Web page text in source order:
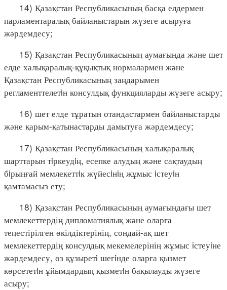
14) Қазақстан Республикасының басқа елдермен
парламентаралық байланыстарын жүзеге асыруға
жәрдемдесу;
15) Қазақстан Республикасының аумағында және шет
елде халықаралық-құқықтық нормалармен және
Қазақстан Республикасының заңдарымен
регламенттелетiн консулдық функцияларды жүзеге асыру;
16) шет елде тұратын отандастармен байланыстарды
және қарым-қатынастарды дамытуға жәрдемдесу;
17) Қазақстан Республикасының халықаралық
шарттарын тiркеудiң, есепке алудың және сақтаудың
бiрыңғай мемлекеттiк жүйесiнiң жұмыс iстеуiн
қамтамасыз ету;
18) Қазақстан Республикасының аумағындағы шет
мемлекеттердің дипломатиялық және оларға
теңестірілген өкілдіктерінің, сондай-ақ шет
мемлекеттердің консулдық мекемелерінің жұмыс iстеуiне
жәрдемдесу, өз құзыретi шегiнде оларға қызмет
көрсететiн ұйымдардың қызметiн бақылауды жүзеге
асыру;